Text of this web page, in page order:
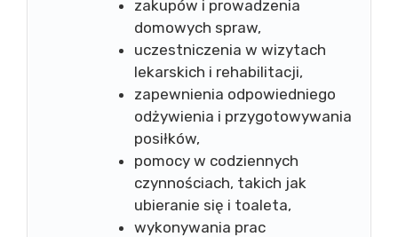
zakupów i prowadzenia
domowych spraw,
uczestniczenia w wizytach
lekarskich i rehabilitacji,
zapewnienia odpowiedniego
odżywienia i przygotowywania
posiłków,
pomocy w codziennych
czynnościach, takich jak
ubieranie się i toaleta,
wykonywania prac